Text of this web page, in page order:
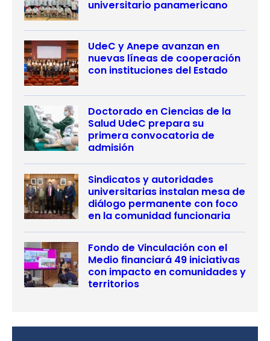
universitario panamericano
UdeC y Anepe avanzan en
nuevas líneas de cooperación
con instituciones del Estado
Doctorado en Ciencias de la
Salud UdeC prepara su
primera convocatoria de
admisión
Sindicatos y autoridades
universitarias instalan mesa de
diálogo permanente con foco
en la comunidad funcionaria
Fondo de Vinculación con el
Medio financiará 49 iniciativas
con impacto en comunidades y
territorios